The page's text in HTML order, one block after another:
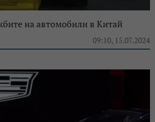
на автомобили в Китай
09:10, 15.07.2024